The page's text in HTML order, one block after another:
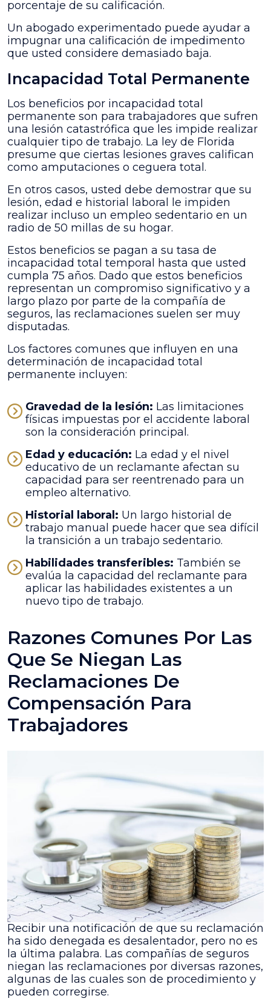
porcentaje de su calificación.
Un abogado experimentado puede ayudar a
impugnar una calificación de impedimento
que usted considere demasiado baja.
Incapacidad Total Permanente
Los beneficios por incapacidad total
permanente son para trabajadores que sufren
una lesión catastrófica que les impide realizar
cualquier tipo de trabajo. La ley de Florida
presume que ciertas lesiones graves califican
como amputaciones o ceguera total.
En otros casos, usted debe demostrar que su
lesión, edad e historial laboral le impiden
realizar incluso un empleo sedentario en un
radio de 50 millas de su hogar.
Estos beneficios se pagan a su tasa de
incapacidad total temporal hasta que usted
cumpla 75 años. Dado que estos beneficios
representan un compromiso significativo y a
largo plazo por parte de la compañía de
seguros, las reclamaciones suelen ser muy
disputadas.
Los factores comunes que influyen en una
determinación de incapacidad total
permanente incluyen:
Gravedad de la lesión: Las limitaciones
físicas impuestas por el accidente laboral
son la consideración principal.
Edad y educación: La edad y el nivel
educativo de un reclamante afectan su
capacidad para ser reentrenado para un
empleo alternativo.
Historial laboral: Un largo historial de
trabajo manual puede hacer que sea difícil
la transición a un trabajo sedentario.
Habilidades transferibles: También se
evalúa la capacidad del reclamante para
aplicar las habilidades existentes a un
nuevo tipo de trabajo.
Razones Comunes Por Las
Que Se Niegan Las
Reclamaciones De
Compensación Para
Trabajadores
Recibir una notificación de que su reclamación
ha sido denegada es desalentador, pero no es
la última palabra. Las compañías de seguros
niegan las reclamaciones por diversas razones,
algunas de las cuales son de procedimiento y
pueden corregirse.